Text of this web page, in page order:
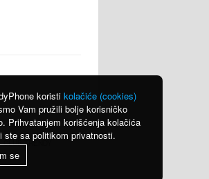
CLUB TRENDY
koristi kolačiće (cookies)
Vam pružili bolje korisničko
Prihvatanjem korišćenja kolačića
ste sa politikom privatnosti.
se